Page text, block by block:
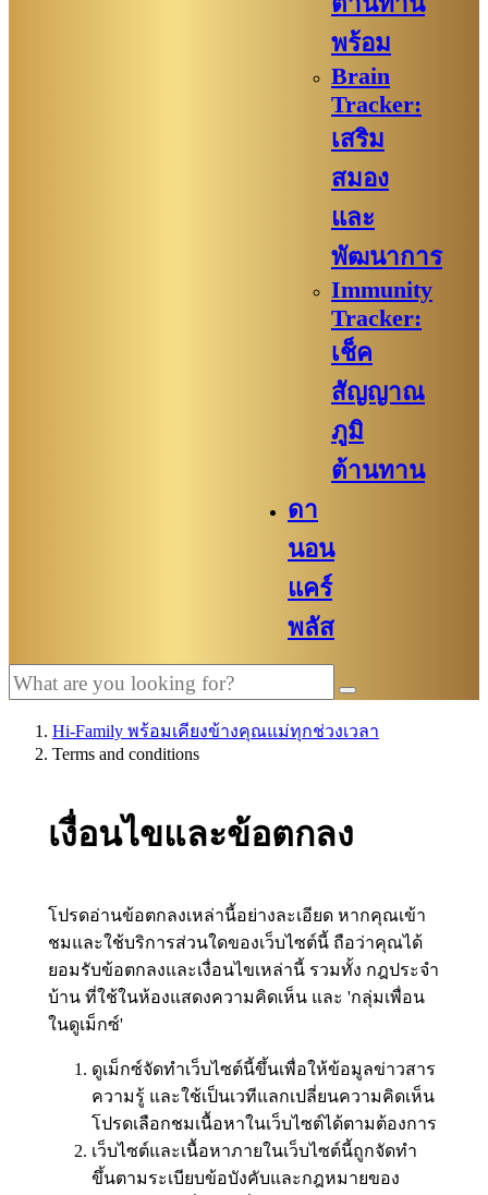
พร้อม
Brain
Tracker:
เสริม
สมอง
และ
พัฒนาการ
Immunity
Tracker:
เช็ค
สัญญาณ
ภูมิ
ต้านทาน
ดา
นอน
แคร์
พลัส
Hi-Family พร้อมเคียงข้างคุณแม่ทุกช่วงเวลา
Terms and conditions
เงื่อนไขและข้อตกลง
โปรดอ่านข้อตกลงเหล่านี้อย่างละเอียด หากคุณเข้า
ชมและใช้บริการส่วนใดของเว็บไซต์นี้ ถือว่าคุณได้
ยอมรับข้อตกลงและเงื่อนไขเหล่านี้ รวมทั้ง กฎประจำ
บ้าน ที่ใช้ในห้องแสดงความคิดเห็น และ 'กลุ่มเพื่อน
ในดูเม็กซ์'
ดูเม็กซ์จัดทำเว็บไซต์นี้ขึ้นเพื่อให้ข้อมูลข่าวสาร
ความรู้ และใช้เป็นเวทีแลกเปลี่ยนความคิดเห็น
โปรดเลือกชมเนื้อหาในเว็บไซต์ได้ตามต้องการ
เว็บไซต์และเนื้อหาภายในเว็บไซต์นี้ถูกจัดทำ
ขึ้นตามระเบียบข้อบังคับและกฎหมายของ